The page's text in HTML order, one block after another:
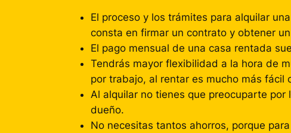
El proceso y los trámites para alquilar
consta en firmar un contrato y obtener
El pago mensual de una casa rentada
Tendrás mayor flexibilidad a la hora de
por trabajo, al rentar es mucho más fácil
Al alquilar no tienes que preocuparte
dueño.
No necesitas tantos ahorros, porque